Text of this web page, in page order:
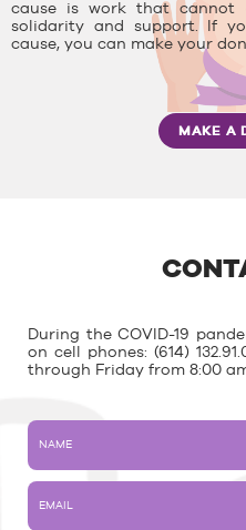
cause is work that cannot
solidarity and support. If
cause, you can make your
MAKE A
During the COVID-19
on cell phones: (614)
through Friday from 8:00